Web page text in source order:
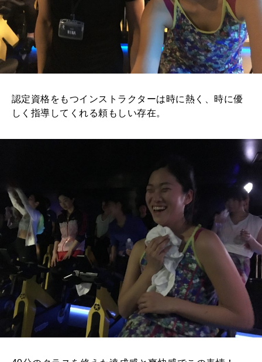
認定資格をもつインストラクターは時に熱く、時に優
しく指導してくれる頼もしい存在。